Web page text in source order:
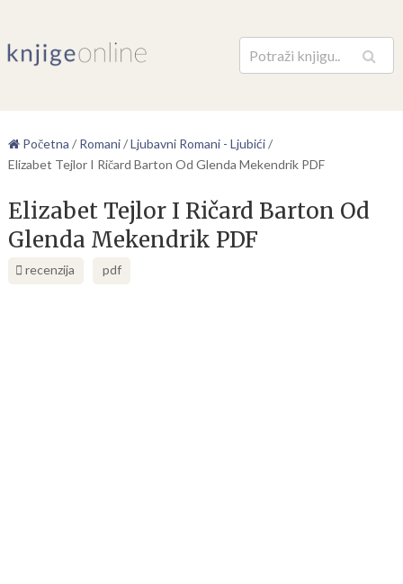
Pretraga
Početna / Romani/Ljubavni Romani - Ljubići/
Elizabet Tejlor I Ričard Barton Od Glenda Mekendrik PDF
Elizabet Tejlor I Ričard Barton Od
Glenda Mekendrik PDF
recenzija pdf